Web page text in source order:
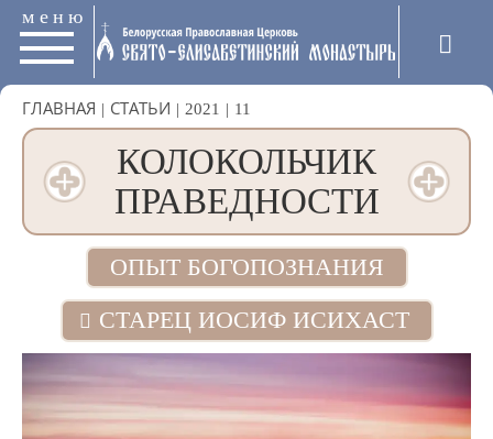
меню
ГЛАВНАЯ | СТАТЬИ | 2021 | 11
КОЛОКОЛЬЧИК
ПРАВЕДНОСТИ
ОПЫТ БОГОПОЗНАНИЯ
СТАРЕЦ ИОСИФ ИСИХАСТ